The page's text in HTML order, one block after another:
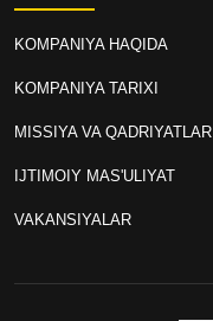
KOMPANIYA HAQIDA
KOMPANIYA TARIXI
MISSIYA VA QADRIYATLAR
IJTIMOIY MAS'ULIYAT
VAKANSIYALAR